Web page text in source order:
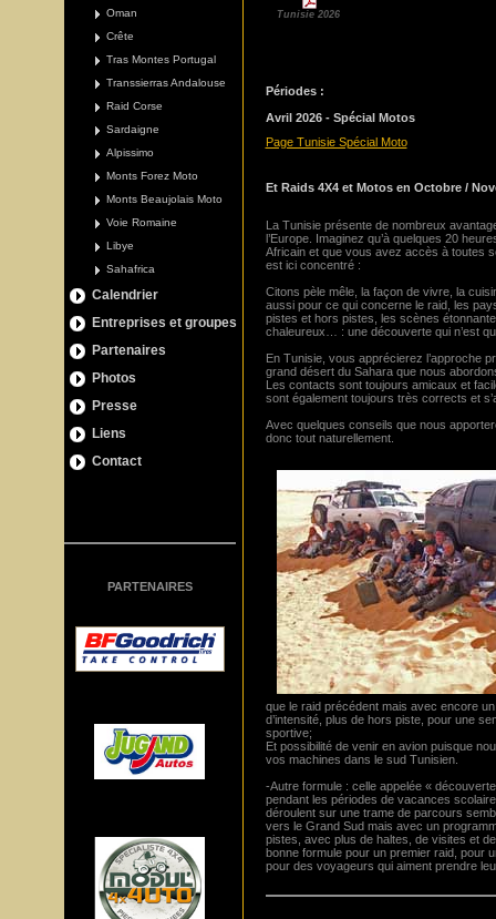
Oman
Crête
Tras Montes Portugal
Transsierras Andalouse
Raid Corse
Sardaigne
Alpissimo
Monts Forez Moto
Monts Beaujolais Moto
Voie Romaine
Libye
Sahafrica
Calendrier
Entreprises et groupes
Partenaires
Photos
Presse
Liens
Contact
PARTENAIRES
Tunisie 2026
Périodes :
Avril 2026 - Spécial Motos
Page Tunisie Spécial Moto
Et Raids 4X4 et Motos en Octobre /
La Tunisie présente de nombreux
l’Europe. Imaginez qu’à quelques 20
Africain et que vous avez accès à toutes
est ici concentré :
Citons pèle mêle, la façon de vivre, la
aussi pour ce qui concerne le raid, les
pistes et hors pistes, les scènes
chaleureux… : une découverte qui n’est
En Tunisie, vous apprécierez l’approche
grand désert du Sahara que nous
Les contacts sont toujours amicaux et
sont également toujours très corrects et
Avec quelques conseils que nous
donc tout naturellement.
que le raid précédent mais avec encore
d’intensité, plus de hors piste, pour une
sportive;
Et possibilité de venir en avion puisque
vos machines dans le sud Tunisien.
-Autre formule : celle appelée «
pendant les périodes de vacances
déroulent sur une trame de parcours
vers le Grand Sud mais avec un
pistes, avec plus de haltes, de visites et
bonne formule pour un premier raid, pour
pour des voyageurs qui aiment prendre